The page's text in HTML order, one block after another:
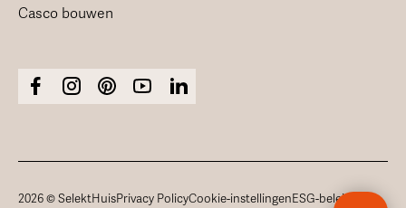
Casco bouwen
2026 © SelektHuisPrivacy PolicyCookie-instellingenESG-beleid